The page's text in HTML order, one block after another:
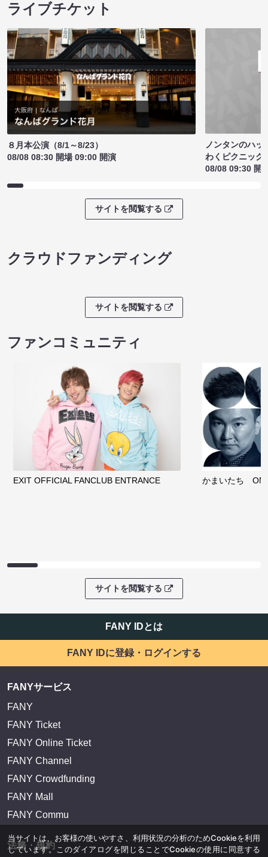
ライブチケット
８月本公演（8/1～8/23）
08/08 08:30 開場 09:00 開演
ノンタンのハッ
わくピクニック
08/08 09:30 開
サイトを閲覧する
クラウドファンディング
サイトを閲覧する
ファンコミュニティ
EXIT OFFICIAL FANCLUB ENTRANCE かまいたち
サイトを閲覧する
FANY IDとは
FANY IDに登録・ログインする
FANYサービス
FANY
FANY Ticket
FANY Online Ticket
FANY Channel
FANY Crowdfunding
FANY Mall
FANY Commu
法務・規約
当サイトは、お客様の使いやすさ、利用状況の分析のためCookieを利用
しています。このダイアログを閉じることでCookieの使用に同意する